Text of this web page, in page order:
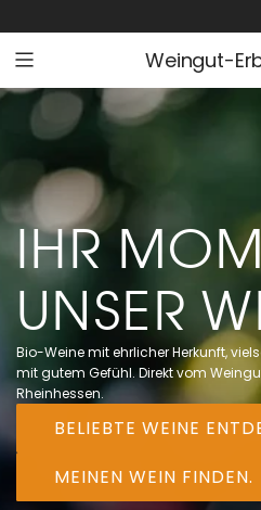
U
I
L
S
N
Weingut-
IHR
UNSER
Bio-Weine mit ehrlicher Herkunft,
mit gutem Gefühl. Direkt vom
Rheinhessen.
BELIEBTE WEINE
MEINEN WEIN FINDEN.